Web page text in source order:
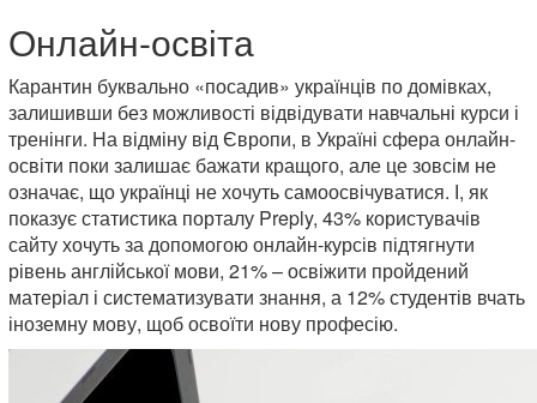
Онлайн-освіта
Карантин буквально «посадив» українців по домівках,
залишивши без можливості відвідувати навчальні курси і
тренінги. На відміну від Європи, в Україні сфера онлайн-
освіти поки залишає бажати кращого, але це зовсім не
означає, що українці не хочуть самоосвічуватися. І, як
показує статистика порталу Preply, 43% користувачів
сайту хочуть за допомогою онлайн-курсів підтягнути
рівень англійської мови, 21% – освіжити пройдений
матеріал і систематизувати знання, а 12% студентів вчать
іноземну мову, щоб освоїти нову професію.